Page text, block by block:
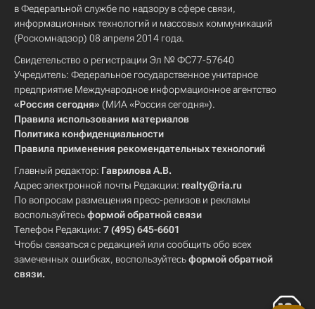
в Федеральной службе по надзору в сфере связи,
информационных технологий и массовых коммуникаций
(Роскомнадзор) 08 апреля 2014 года.
Свидетельство о регистрации Эл № ФС77-57640
Учредитель: Федеральное государственное унитарное
предприятие Международное информационное агентство
«Россия сегодня» (МИА «Россия сегодня»).
Правила использования материалов
Политика конфиденциальности
Правила применения рекомендательных технологий
Главный редактор: Гаврилова А.В.
Адрес электронной почты Редакции: realty@ria.ru
По вопросам размещения пресс-релизов и рекламы
воспользуйтесьформой обратной связи
Телефон Редакции: 7 (495) 645-6601
Чтобы связаться с редакцией или сообщить обо всех
замеченных ошибках, воспользуйтесьформой обратной
связи.